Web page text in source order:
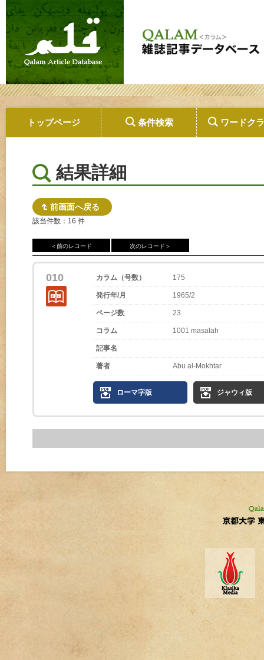
トップページ 条件検索 ワードク
結果詳細
前画面へ戻る
該当件数：16 件
＜前のレコード 次のレコード＞
010 カラム（号数） 175
発行年/月 1965/2
ページ数 23
コラム 1001 masalah
記事名
著者 Abu al-Mokhtar
ローマ字版 ジャウィ版